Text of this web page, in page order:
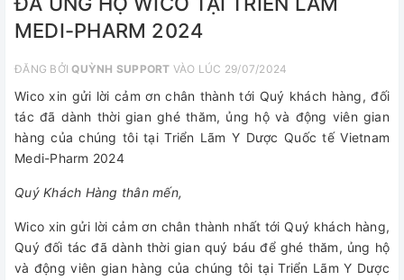
MEDI-PHARM 2024
ĐĂNG BỞIQUỲNH SUPPORT VÀO LÚC 29/07/2024
Wico xin gửi lời cảm ơn chân thành tới Quý khách hàng, đối
tác đã dành thời gian ghé thăm, ủng hộ và động viên gian
hàng của chúng tôi tại Triển Lãm Y Dược Quốc tế Vietnam
Medi-Pharm 2024
Quý Khách Hàng thân mến,
Wico xin gửi lời cảm ơn chân thành nhất tới Quý khách hàng,
Quý đối tác đã dành thời gian quý báu để ghé thăm, ủng hộ
và động viên gian hàng của chúng tôi tại Triển Lãm Y Dược